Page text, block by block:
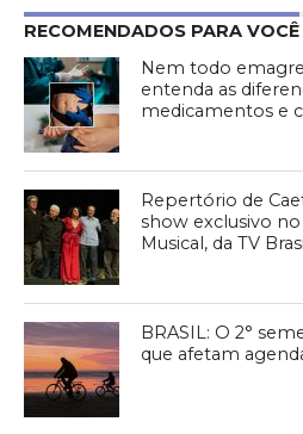
RECOMENDADOS PARA VOCÊ
Nem todo
entenda as
medicamentos e
Repertório de
show exclusivo
Musical, da TV
BRASIL: O 2°
que afetam